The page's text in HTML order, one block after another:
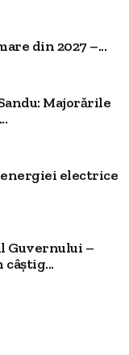
din 2027 –...
Majorările
energiei electrice
Guvernului –
câștig...